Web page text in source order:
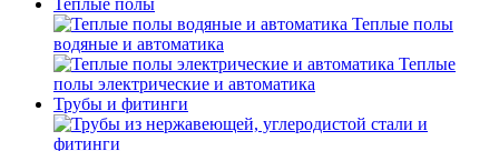
Теплые полы
Теплые полы
водяные и автоматика
Теплые
полы электрические и автоматика
Трубы и фитинги